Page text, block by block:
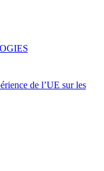
de l’UE sur les